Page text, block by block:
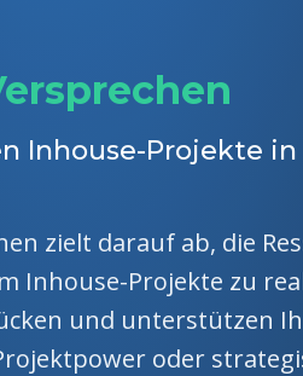
Inhouse-Projekte
zielt darauf ab, die
Inhouse-Projekte zu
und unterstützen
oder